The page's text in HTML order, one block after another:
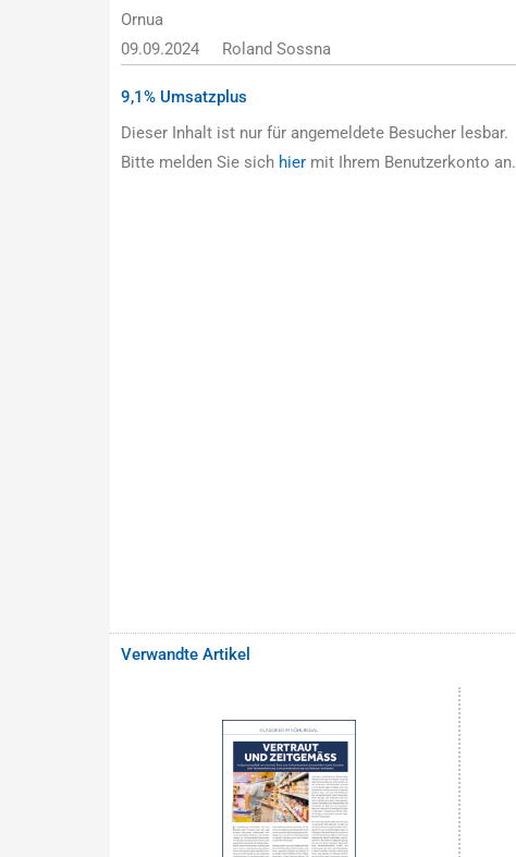
Ornua
09.09.2024
Roland Sossna
9,1% Umsatzplus
Dieser Inhalt ist nur für angemeldete Besucher lesbar.
Bitte melden Sie sich hiermit Ihrem Benutzerkonto an.
Verwandte Artikel